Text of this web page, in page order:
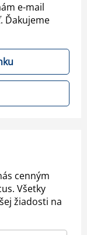
e-mail
Ďakujeme
cenným
Všetky
žiadosti na